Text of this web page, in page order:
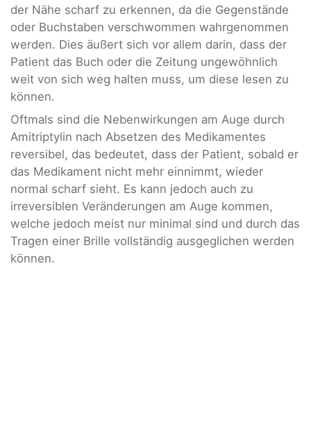
der Nähe scharf zu erkennen, da die Gegenstände
oder Buchstaben verschwommen wahrgenommen
werden. Dies äußert sich vor allem darin, dass der
Patient das Buch oder die Zeitung ungewöhnlich
weit von sich weg halten muss, um diese lesen zu
können.
Oftmals sind die Nebenwirkungen am Auge durch
Amitriptylin nach Absetzen des Medikamentes
reversibel, das bedeutet, dass der Patient, sobald er
das Medikament nicht mehr einnimmt, wieder
normal scharf sieht. Es kann jedoch auch zu
irreversiblen Veränderungen am Auge kommen,
welche jedoch meist nur minimal sind und durch das
Tragen einer Brille vollständig ausgeglichen werden
können.